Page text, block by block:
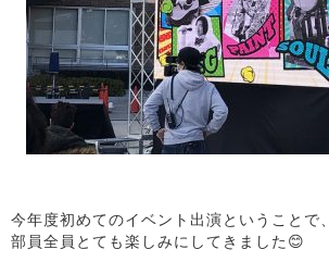
今年度初めてのイベント出演ということで、
部員全員とても楽しみにしてきました😊